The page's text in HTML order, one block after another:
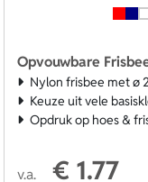
Opvouwbare
Nylon frisbee met ø
Keuze uit vele
Opdruk op hoes &
v.a. € 1.77